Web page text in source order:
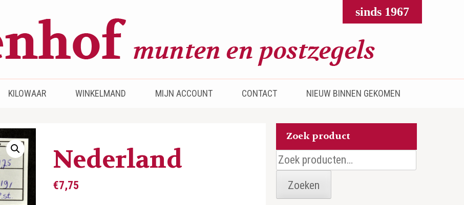
sinds 1967
KILOWAAR WINKELMAND MIJN ACCOUNT CONTACT NIEUW BINNEN GEKOMEN
Nederland
€7,75
Zoek product
Zoeken
naar:
Zoeken